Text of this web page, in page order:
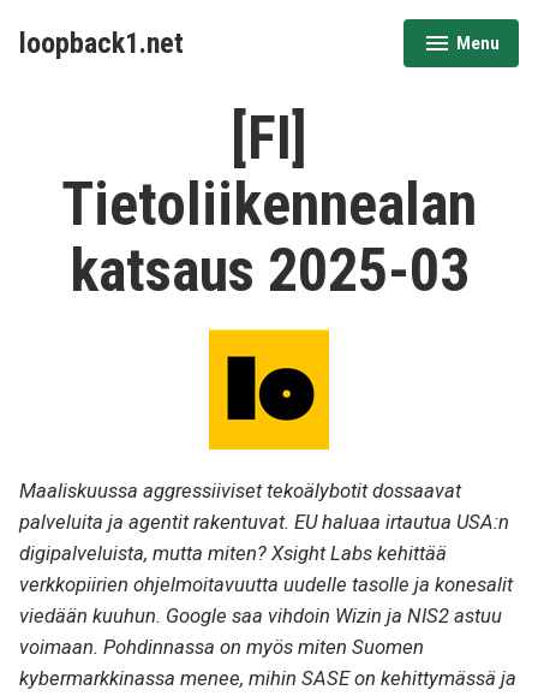
loopback1.net Menu
expanded
collapsed
[FI]
Tietoliikennealan
katsaus 2025-03
Maaliskuussa aggressiiviset tekoälybotit dossaavat
palveluita ja agentit rakentuvat. EU haluaa irtautua USA:n
digipalveluista, mutta miten? Xsight Labs kehittää
verkkopiirien ohjelmoitavuutta uudelle tasolle ja konesalit
viedään kuuhun. Google saa vihdoin Wizin ja NIS2 astuu
voimaan. Pohdinnassa on myös miten Suomen
kybermarkkinassa menee, mihin SASE on kehittymässä ja